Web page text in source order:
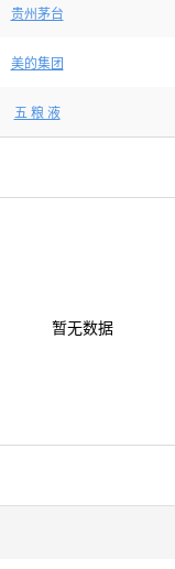
贵州茅台
美的集团
五 粮 液
暂无数据